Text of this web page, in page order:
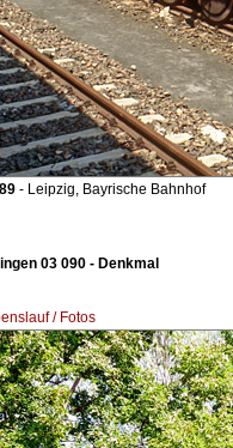
- Leipzig, Bayrische Bahnhof
03 090 - Denkmal
/ Fotos